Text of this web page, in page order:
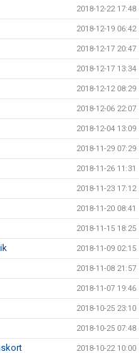
2018-12-22 17:48
2018-12-19 06:42
2018-12-17 20:47
2018-12-17 13:34
2018-12-12 08:29
2018-12-06 22:07
2018-12-04 13:09
2018-11-29 07:29
2018-11-26 11:31
2018-11-23 17:12
2018-11-20 08:41
2018-11-15 18:25
2018-11-09 02:15
2018-11-08 21:57
2018-11-07 19:46
2018-10-25 23:10
2018-10-25 07:48
2018-10-22 10:00